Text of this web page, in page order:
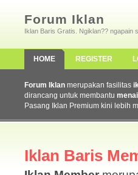
Forum Iklan
Iklan Baris Gratis. Ngiklan?? ngapain
HOME REGISTER
Forum Iklan merupakan fasilitas
dirancang untuk membantu
Pasang Iklan Premium kini lebih
Iklan Baris